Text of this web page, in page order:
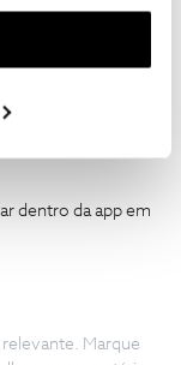
seus interesses
gerir a
years ago
dentro da app em
Marque